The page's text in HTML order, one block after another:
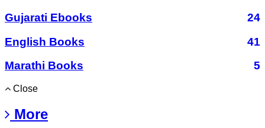
Gujarati Ebooks
24
English Books
41
Marathi Books
5
Close
More